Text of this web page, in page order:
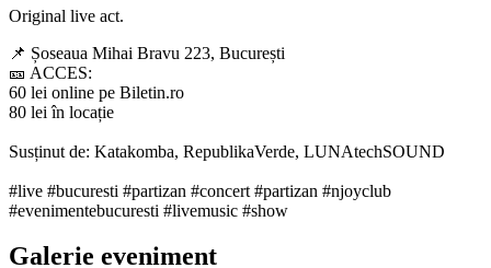
Original live act.
📌 Șoseaua Mihai Bravu 223, București
🎫 ACCES:
60 lei online pe Biletin.ro
80 lei în locație
Susținut de: Katakomba, RepublikaVerde, LUNAtechSOUND
#live #bucuresti #partizan #concert #partizan #njoyclub
#evenimentebucuresti #livemusic #show
Galerie eveniment